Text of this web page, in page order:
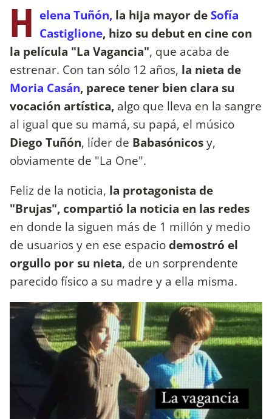
H elena Tuñón, la hija mayor deSofía
Castiglione, hizo su debut en cine con
la película "La Vagancia", que acaba de
estrenar. Con tan sólo 12 años, la nieta de
Moria Casán, parece tener bien clara su
vocación artística, algo que lleva en la sangre
al igual que su mamá, su papá, el músico
Diego Tuñón, líder de Babasónicosy,
obviamente de "La One".
Feliz de la noticia, la protagonista de
"Brujas", compartió la noticia en las redes
en donde la siguen más de 1 millón y medio
de usuarios y en ese espaciodemostró el
orgullo por su nieta, de un sorprendente
parecido físico a su madre y a ella misma.